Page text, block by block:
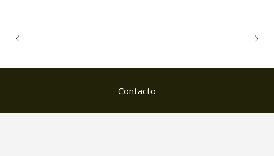
Contacto